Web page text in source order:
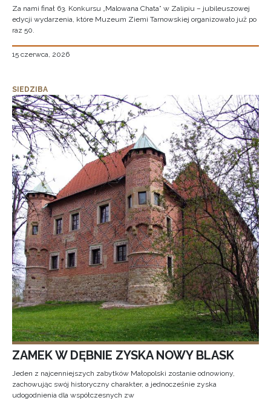
Za nami finał 63. Konkursu „Malowana Chata” w Zalipiu – jubileuszowej
edycji wydarzenia, które Muzeum Ziemi Tarnowskiej organizowało już po
raz 50.
15 czerwca, 2026
SIEDZIBA
ZAMEK W DĘBNIE ZYSKA NOWY BLASK
Jeden z najcenniejszych zabytków Małopolski zostanie odnowiony,
zachowując swój historyczny charakter, a jednocześnie zyska
udogodnienia dla współczesnych zw